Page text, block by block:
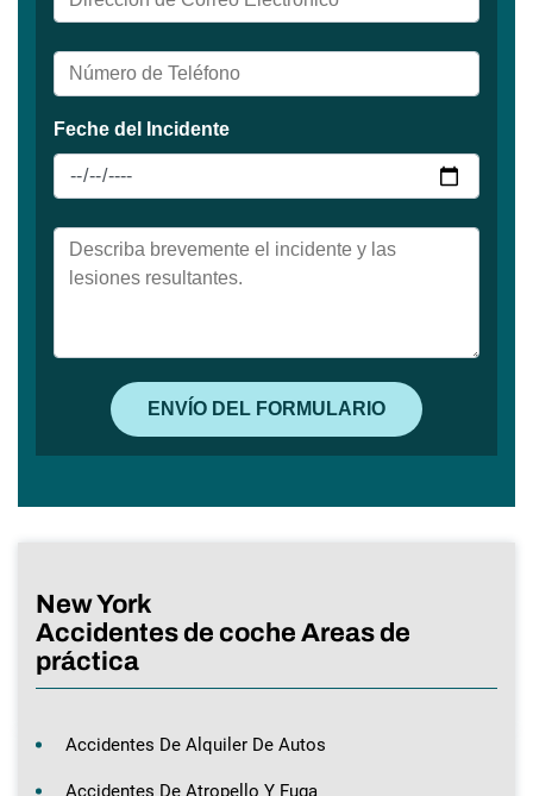
New York
Accidentes de coche Areas de
práctica
Accidentes De Alquiler De Autos
Accidentes De Atropello Y Fuga